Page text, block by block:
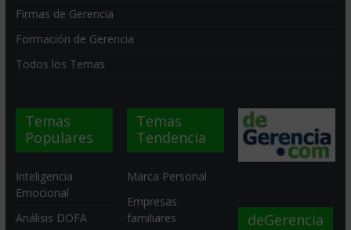
Firmas de Gerencia
Formación de Gerencia
Todos los Temas
Temas
Populares
Inteligencia
Emocional
Análisis DOFA
Temas
Tendencia
Marca Personal
Empresas
familiares
deGerencia